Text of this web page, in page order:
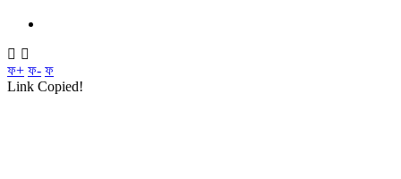
ফ+ ফ- ফ
Link Copied!